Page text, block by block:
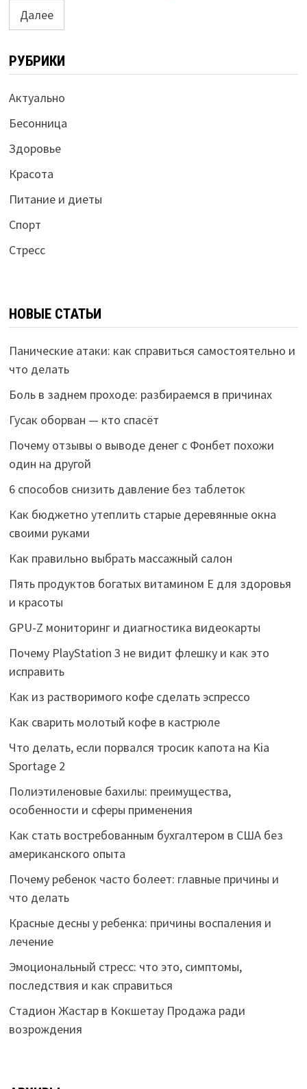
записей
Далее
РУБРИКИ
Актуально
Бесонница
Здоровье
Красота
Питание и диеты
Спорт
Стресс
НОВЫЕ СТАТЬИ
Панические атаки: как справиться самостоятельно и
что делать
Боль в заднем проходе: разбираемся в причинах
Гусак оборван — кто спасёт
Почему отзывы о выводе денег с Фонбет похожи
один на другой
6 способов снизить давление без таблеток
Как бюджетно утеплить старые деревянные окна
своими руками
Как правильно выбрать массажный салон
Пять продуктов богатых витамином Е для здоровья
и красоты
GPU-Z мониторинг и диагностика видеокарты
Почему PlayStation 3 не видит флешку и как это
исправить
Как из растворимого кофе сделать эспрессо
Как сварить молотый кофе в кастрюле
Что делать, если порвался тросик капота на Kia
Sportage 2
Полиэтиленовые бахилы: преимущества,
особенности и сферы применения
Как стать востребованным бухгалтером в США без
американского опыта
Почему ребенок часто болеет: главные причины и
что делать
Красные десны у ребенка: причины воспаления и
лечение
Эмоциональный стресс: что это, симптомы,
последствия и как справиться
Стадион Жастар в Кокшетау Продажа ради
возрождения